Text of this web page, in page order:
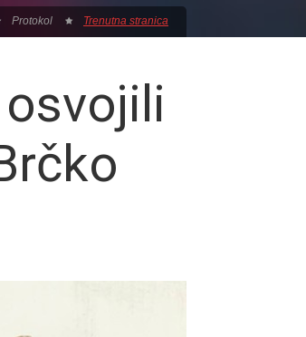
Protokol Trenutna stranica